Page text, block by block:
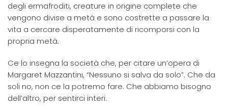
degli ermafroditi, creature in origine complete che
vengono divise a metà e sono costrette a passare la
vita a cercare disperatamente di ricomporsi con la
propria metà.
Ce lo insegna la società che, per citare un’opera di
Margaret Mazzantini, “Nessuno si salva da solo”. Che da
soli no, non ce la potremo fare. Che abbiamo bisogno
dell’altro, per sentirci interi.